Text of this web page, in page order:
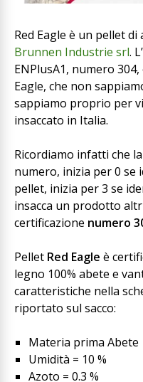
Red Eagle è un pellet
Brunnen Industrie srl.
ENPlusA1, numero
Eagle, che non
sappiamo proprio per
insaccato in Italia.
Ricordiamo infatti che
numero, inizia per 0
pellet, inizia per 3 se
insacca un prodotto
certificazione numero
Pellet Red Eagle è
legno 100% abete e
caratteristiche nella
riportato sul sacco:
Materia prima Abete
Umidità = 10 %
Azoto = 0.3 %